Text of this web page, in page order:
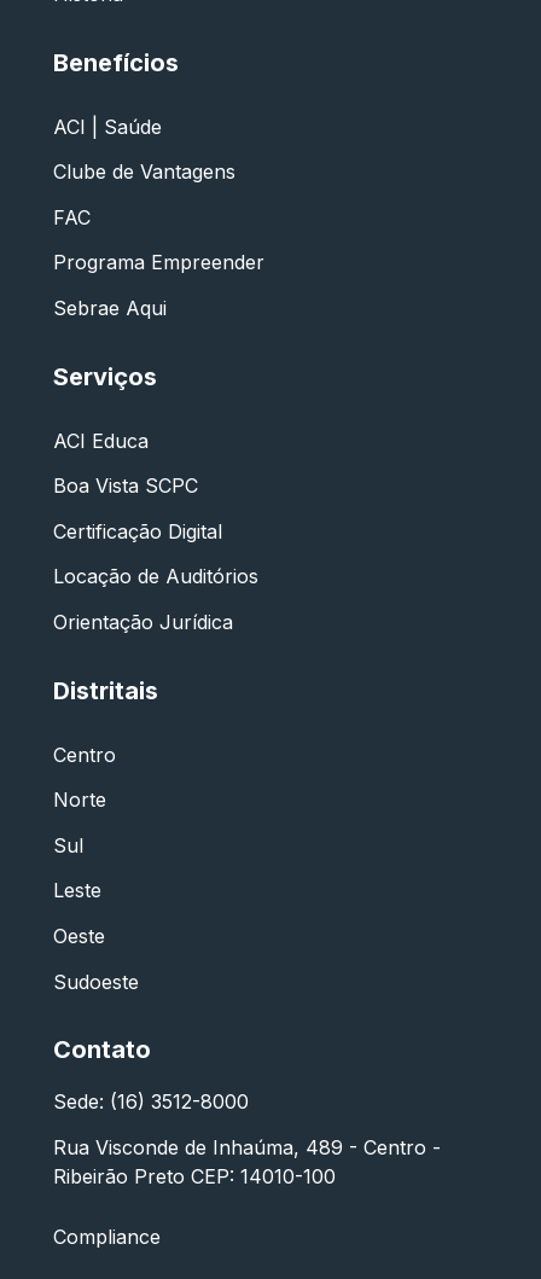
Benefícios
ACI | Saúde
Clube de Vantagens
FAC
Programa Empreender
Sebrae Aqui
Serviços
ACI Educa
Boa Vista SCPC
Certificação Digital
Locação de Auditórios
Orientação Jurídica
Distritais
Centro
Norte
Sul
Leste
Oeste
Sudoeste
Contato
Sede: (16) 3512-8000
Rua Visconde de Inhaúma, 489 - Centro -
Ribeirão Preto CEP: 14010-100
Compliance